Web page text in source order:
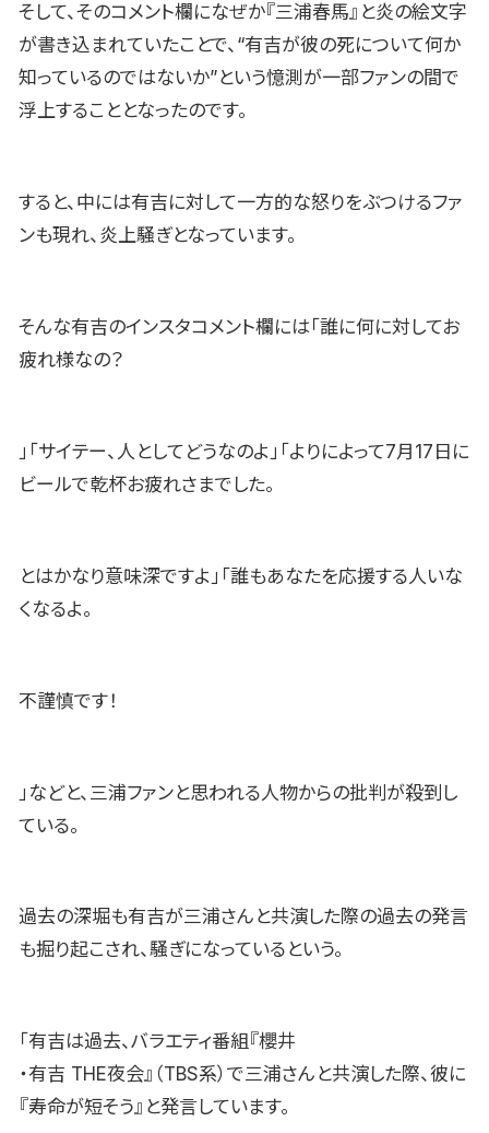
そして、そのコメント欄になぜか『三浦春馬』と炎の絵文字
が書き込まれていたことで、“有吉が彼の死について何か
知っているのではないか”という憶測が一部ファンの間で
浮上することとなったのです。
すると、中には有吉に対して一方的な怒りをぶつけるファ
ンも現れ、炎上騒ぎとなっています。
そんな有吉のインスタコメント欄には「誰に何に対してお
疲れ様なの？
」「サイテー、人としてどうなのよ」「よりによって7月17日に
ビールで乾杯お疲れさまでした。
とはかなり意味深ですよ」「誰もあなたを応援する人いな
くなるよ。
不謹慎です！
」などと、三浦ファンと思われる人物からの批判が殺到し
ている。
過去の深堀も有吉が三浦さんと共演した際の過去の発言
も掘り起こされ、騒ぎになっているという。
「有吉は過去、バラエティ番組『櫻井
・有吉 THE夜会』（TBS系）で三浦さんと共演した際、彼に
『寿命が短そう』と発言しています。